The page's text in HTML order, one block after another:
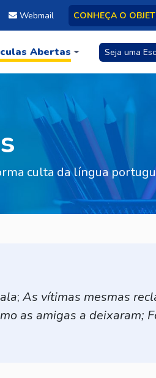
Webmail CONHEÇA O
Abertas Seja uma
culta da língua
; As vítimas mesmas
as amigas a deixaram;